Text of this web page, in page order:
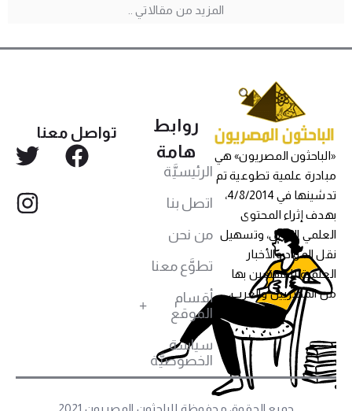
المزيد من مقالاتي ..
«الباحثون المصريون» هي
مبادرة علمية تطوعية تم
تدشينها في 4/8/2014،
بهدف إثراء المحتوى
العلمي العربي، وتسهيل
نقل المواد والأخبار
العلمية للمهتمين بها
من المصريين والعرب،
روابط
هامة
الرئيسيَّة
اتصل بنا
من نحن
تطوَّع معنا
أقسام
الموقع
سياسة
الخصوصيَّة
تواصل معنا